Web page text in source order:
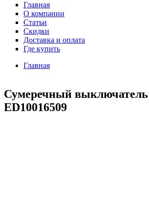
Главная
О компании
Статьи
Скидки
Доставка и оплата
Где купить
Главная
Сумеречный выключатель
ED10016509